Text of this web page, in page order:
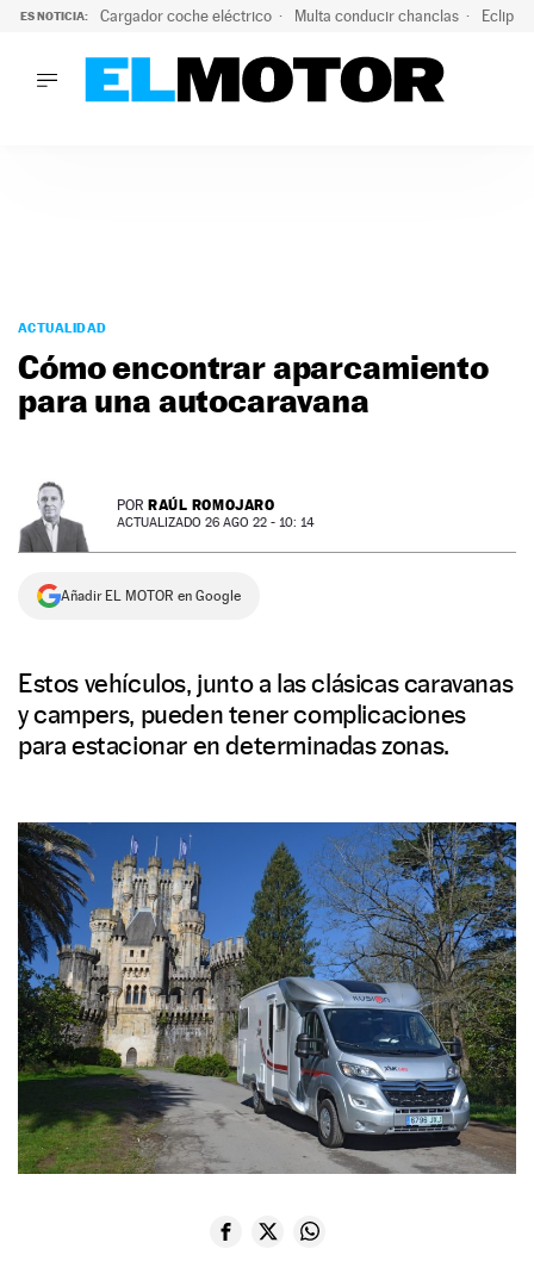
ES NOTICIA: Cargador coche eléctrico Multa conducir chanclas
PODCAST
MOTOS
TECNOLOGÍA
SUPERCOCHES
PREMIOS
SERVICIOS
ACTUALIDAD
Cómo encontrar aparcamiento
para una autocaravana
POR RAÚL ROMOJARO
ACTUALIZADO 26 AGO 22 - 10: 14
Añadir EL MOTOR en Google
Estos vehículos, junto a las clásicas caravanas
y campers, pueden tener complicaciones
para estacionar en determinadas zonas.